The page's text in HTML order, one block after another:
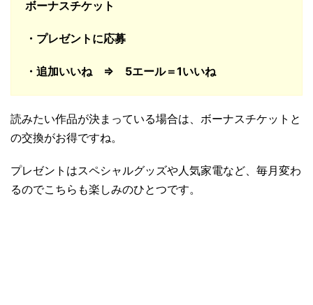
ボーナスチケット
・プレゼントに応募
・追加いいね ⇒ 5エール＝1いいね
読みたい作品が決まっている場合は、ボーナスチケットと
の交換がお得ですね。
プレゼントはスペシャルグッズや人気家電など、毎月変わ
るのでこちらも楽しみのひとつです。